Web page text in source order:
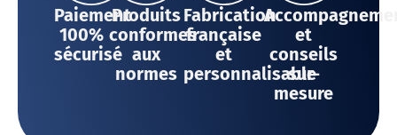
Paiement
100%
sécurisé
Produits
conformes
aux
normes
Fabrication
française
et
personnalisable
et
conseils
sur-
mesure